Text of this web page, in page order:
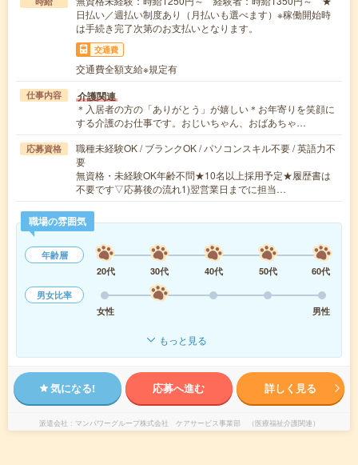
日払い／週払い制度あり（月払いも選べます）※稼働開始時
は手続き完了次第のお支払いとなります。
交通費
交通費全額支給※規定有
仕事内容 介護関連
＊入居者の方の「ありがとう」が嬉しい＊お年寄りを笑顔に
する介護のお仕事です。おじいちゃん、おばあちゃ…
応募資格
職種未経験OK / ブランクOK / パソコンスキル不要 / 英語力不
要
無資格・未経験OK年齢不問★10名以上採用予定★履歴書は
不要です▽応募後の流れ1)翌営業日までに担当…
職場の雰囲気
年齢層
20代
30代 40代 50代
60代
男女比率
女性
男性
もっと見る
気になる! 応募へ進む 詳しく見る
派遣会社 マンパワーグループ株式会社 ケアサービス事業部 （医療福祉介護関連）